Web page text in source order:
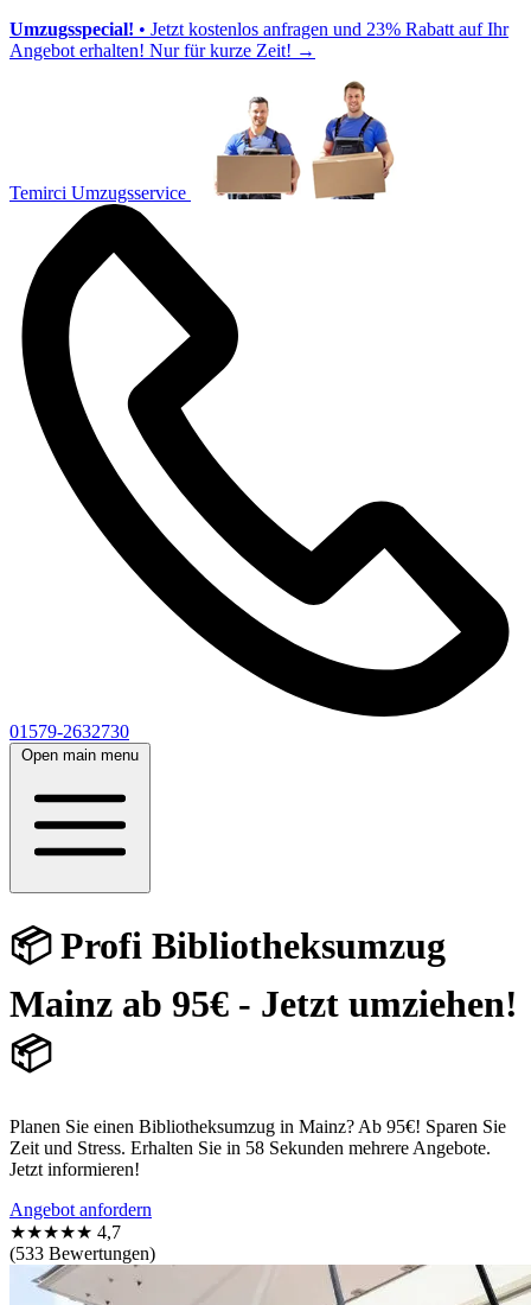
Umzugsspecial! • Jetzt kostenlos anfragen und 23% Rabatt auf Ihr
Angebot erhalten! Nur für kurze Zeit! →
Temirci Umzugsservice
01579-2632730
Open main menu
📦 Profi Bibliotheksumzug
Mainz ab 95€ - Jetzt umziehen!
📦
Planen Sie einen Bibliotheksumzug in Mainz? Ab 95€! Sparen Sie
Zeit und Stress. Erhalten Sie in 58 Sekunden mehrere Angebote.
Jetzt informieren!
Angebot anfordern
★★★★★ 4,7
(533 Bewertungen)